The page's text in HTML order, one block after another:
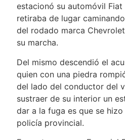
estacionó su automóvil
retiraba de lugar
del rodado marca
su marcha.
Del mismo descendió el
quien con una piedra
del lado del conductor del
sustraer de su interior un
dar a la fuga es que se
policía provincial.